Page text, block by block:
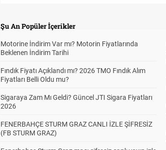
Şu An Popüler İçerikler
Motorine İndirim Var mı? Motorin Fiyatlarında
Beklenen İndirim Tarihi
Fındık Fiyatı Açıklandı mı? 2026 TMO Fındık Alım
Fiyatları Belli Oldu mu?
Sigaraya Zam Mı Geldi? Güncel JTI Sigara Fiyatları
2026
FENERBAHÇE STURM GRAZ CANLI İZLE ŞİFRESİZ
(FB STURM GRAZ)